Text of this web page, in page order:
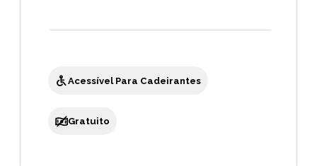
Acessível Para Cadeirantes
Gratuito